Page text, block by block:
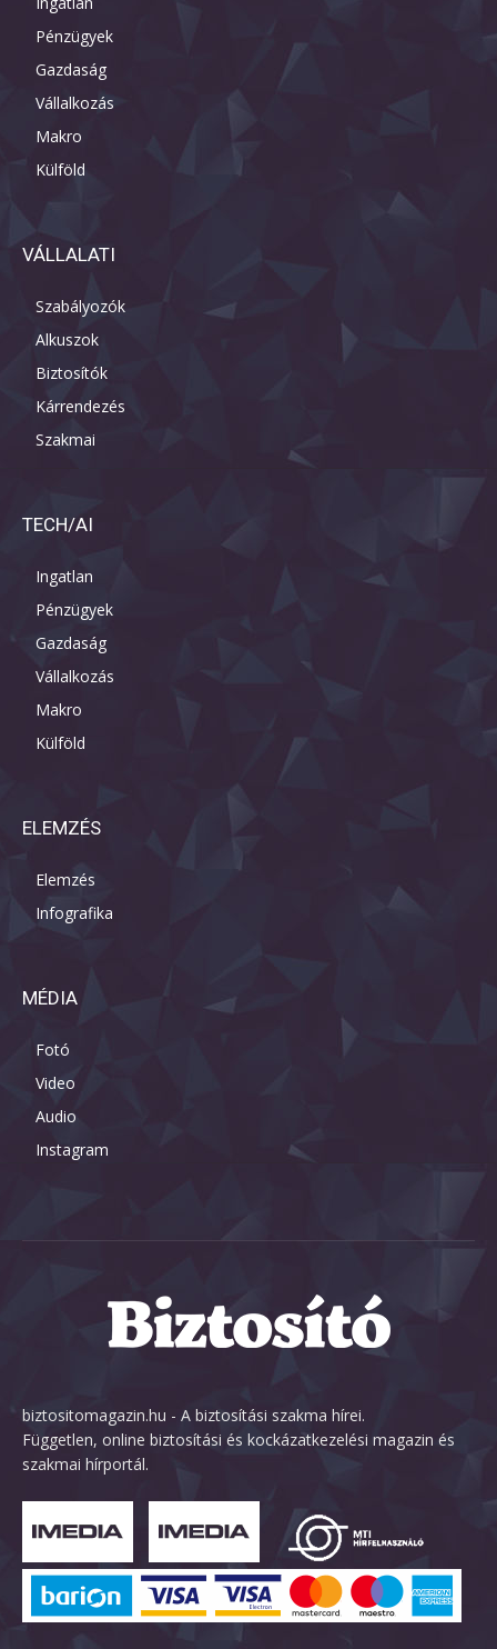
Pénzügyek
Gazdaság
Vállalkozás
Makro
Külföld
VÁLLALATI
Szabályozók
Alkuszok
Biztosítók
Kárrendezés
Szakmai
TECH/AI
Ingatlan
Pénzügyek
Gazdaság
Vállalkozás
Makro
Külföld
ELEMZÉS
Elemzés
Infografika
MÉDIA
Fotó
Video
Audio
Instagram
biztositomagazin.hu - A biztosítási szakma hírei.
Független, online biztosítási és kockázatkezelési magazin és
szakmai hírportál.